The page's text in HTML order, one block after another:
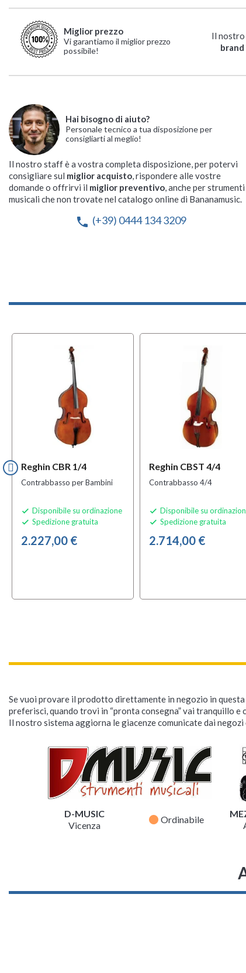
Miglior prezzo
Vi garantiamo il miglior prezzo
possibile!
Il
brand
Hai bisogno di aiuto?
Personale tecnico a tua disposizione per
consigliarti al meglio!
Il nostro staff è a vostra completa disposizione, per potervi
consigliare sul miglior acquisto, rispondere alle vostre
domande o offrirvi il miglior preventivo, anche per strumenti
musicali che non trovate nel catalogo online di Bananamusic.
phone (+39) 0444 134 3209
Reghin CBR 1/4
Contrabbasso per Bambini
 Disponibile su ordinazione
 Spedizione gratuita
2.227,00 €
Reghin CBST 4/4
Contrabbasso 4/4
 Disponibile su
 Spedizione gratuita
2.714,00 €
Se vuoi provare il prodotto direttamente in negozio in
preferisci, quando trovi in “pronta consegna” vai tranquillo e
Il nostro sistema aggiorna le giacenze comunicate dai
D-MUSIC
Vicenza
fiber_manual_record Ordinabile